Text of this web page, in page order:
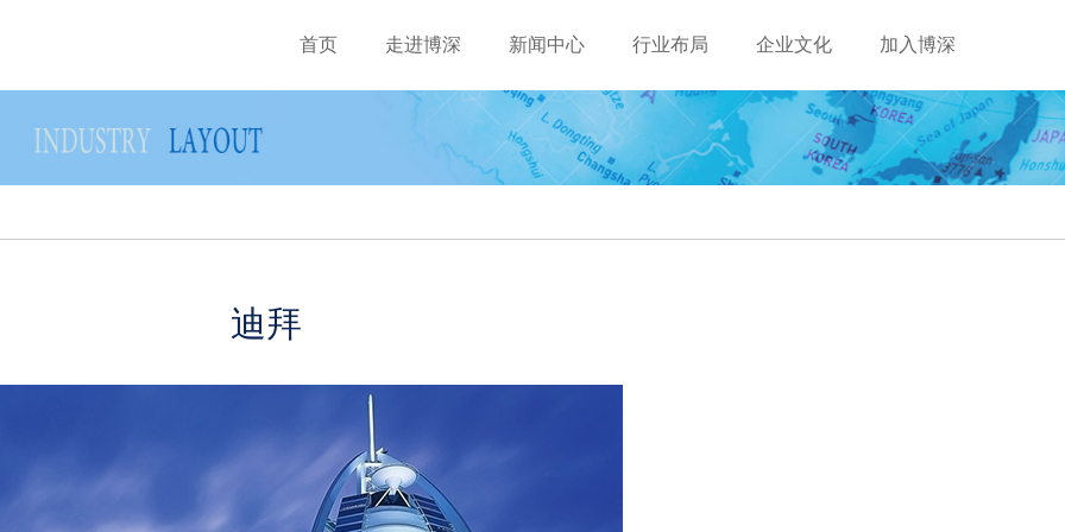
首页 走进博深 新闻中心 行业布局 企业文化 加入博深
迪拜